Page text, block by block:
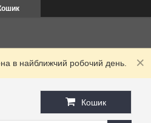
в найближчий робочий день.
Кошик